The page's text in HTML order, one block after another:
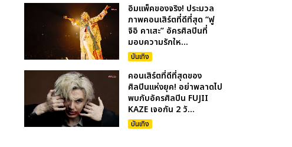
อิมแพ็คของจริง! ประมวล
ภาพคอนเสิร์ตที่ดีที่สุด “ฟู
จิอิ คาเสะ” อัครศิลปินที่
มอบความรักให...
บันเทิง
คอนเสิร์ตที่ดีที่สุดของ
ศิลปินแห่งยุค! อย่าพลาดไป
พบกับอัครศิลปิน FUJII
KAZE เจอกัน 2 วั...
บันเทิง